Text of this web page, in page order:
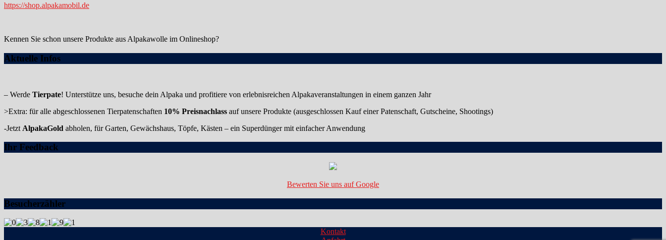
https://shop.alpakamobil.de
Kennen Sie schon unsere Produkte aus Alpakawolle im Onlineshop?
Aktuelle Infos
– Werde Tierpate! Unterstütze uns, besuche dein Alpaka und profitiere von erlebnisreichen Alpakaveranstaltungen in einem ganzen Jahr
>Extra: für alle abgeschlossenen Tierpatenschaften 10% Preisnachlass auf unsere Produkte (ausgeschlossen Kauf einer Patenschaft, Gutscheine, Shootings)
-Jetzt AlpakaGold abholen, für Garten, Gewächshaus, Töpfe, Kästen – ein Superdünger mit einfacher Anwendung
Ihr Feedback
Bewerten Sie uns auf Google
Besucherzähler
Kontakt